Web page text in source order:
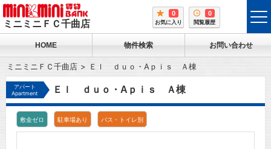
ミニミニＦＣ千曲店
0
お気に入り
0
閲覧履歴
HOME 物件検索 お問い合わせ
ミニミニＦＣ千曲店 Ｅｌ ｄｕｏ・Aｐｉｓ Ａ棟
アパート
Apartment
Ｅｌ ｄｕｏ・Aｐｉｓ Ａ棟
敷金ゼロ 駐車場あり バス・トイレ別